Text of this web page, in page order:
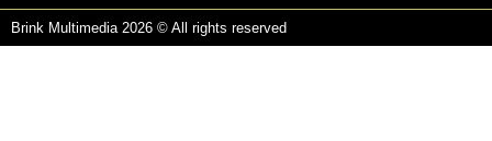
Brink Multimedia 2026 © All rights reserved